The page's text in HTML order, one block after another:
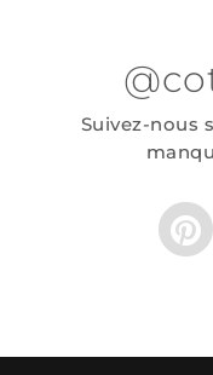
Suivez-nous